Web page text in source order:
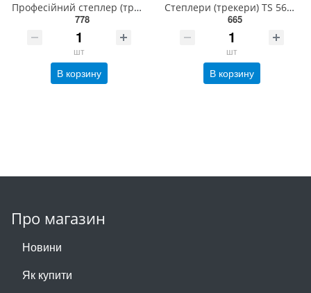
Професійний степлер (трекери) TA-5696 Z
778
шт
В корзину
Степлери (трекери) TS 5600 N
665
шт
В корзину
Про магазин
Новини
Як купити